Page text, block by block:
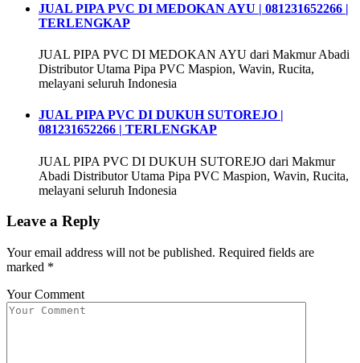
JUAL PIPA PVC DI MEDOKAN AYU | 081231652266 |
TERLENGKAP
JUAL PIPA PVC DI MEDOKAN AYU dari Makmur Abadi
Distributor Utama Pipa PVC Maspion, Wavin, Rucita,
melayani seluruh Indonesia
JUAL PIPA PVC DI DUKUH SUTOREJO |
081231652266 | TERLENGKAP
JUAL PIPA PVC DI DUKUH SUTOREJO dari Makmur
Abadi Distributor Utama Pipa PVC Maspion, Wavin, Rucita,
melayani seluruh Indonesia
Leave a Reply
Your email address will not be published. Required fields are
marked *
Your Comment